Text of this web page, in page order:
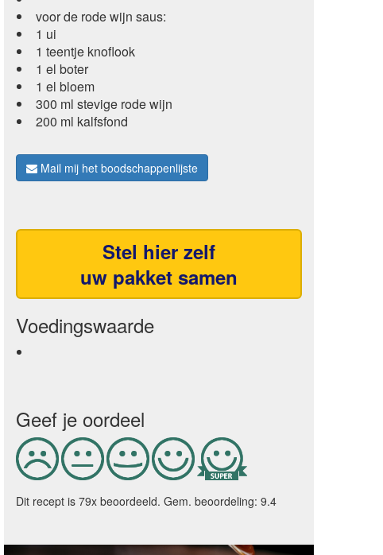
voor de rode wijn saus:
1 ui
1 teentje knoflook
1 el boter
1 el bloem
300 ml stevige rode wijn
200 ml kalfsfond
Mail mij het boodschappenlijste
Stel hier zelf
uw pakket samen
Voedingswaarde
Geef je oordeel
Dit recept is 79x beoordeeld. Gem. beoordeling: 9.4